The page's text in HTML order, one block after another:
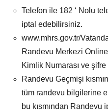
Telefon ile 182 ‘ Nolu
iptal edebilirsiniz.
www.mhrs.gov.tr/
Randevu Merkezi
Kimlik Numarası ve şifre
Randevu Geçmişi
tüm randevu bilgilerine
bu kısmından Randevu